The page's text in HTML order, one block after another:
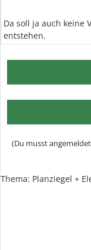
Da soll ja auch keine
entstehen.
(Du musst
Thema: Planziegel +